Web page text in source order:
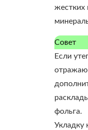
жестких
Совет
Если
фольга.
Укладку